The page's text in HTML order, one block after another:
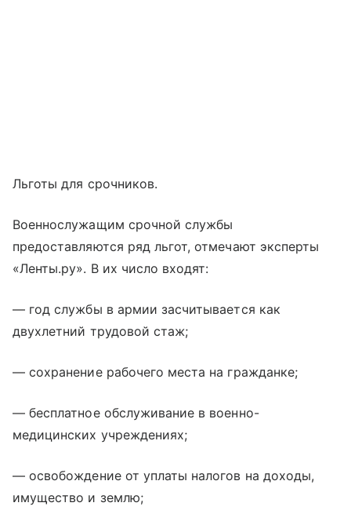
Льготы для срочников.
Военнослужащим срочной службы
предоставляются ряд льгот, отмечают эксперты
«Ленты.ру». В их число входят:
— год службы в армии засчитывается как
двухлетний трудовой стаж;
— сохранение рабочего места на гражданке;
— бесплатное обслуживание в военно-
медицинских учреждениях;
— освобождение от уплаты налогов на доходы,
имущество и землю;